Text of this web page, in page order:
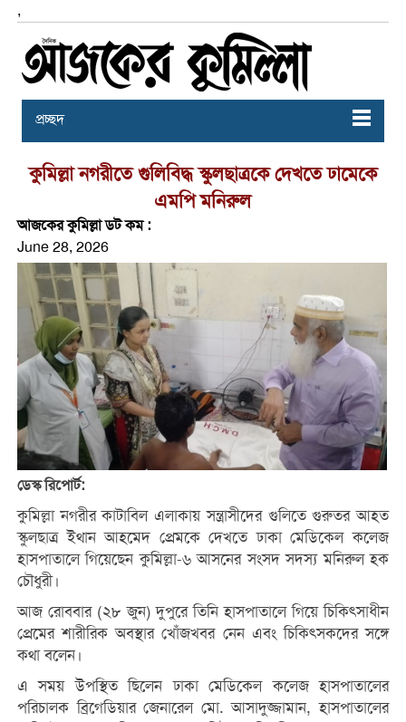
,
প্রচ্ছদ
কুমিল্লা নগরীতে গুলিবিদ্ধ স্কুলছাত্রকে দেখতে ঢামেকে
এমপি মনিরুল
আজকের কুমিল্লা ডট কম :
June 28, 2026
ডেস্ক রিপোর্ট:
কুমিল্লা নগরীর কাটাবিল এলাকায় সন্ত্রাসীদের গুলিতে গুরুতর আহত
স্কুলছাত্র ইথান আহমেদ প্রেমকে দেখতে ঢাকা মেডিকেল কলেজ
হাসপাতালে গিয়েছেন কুমিল্লা-৬ আসনের সংসদ সদস্য মনিরুল হক
চৌধুরী।
আজ রোববার (২৮ জুন) দুপুরে তিনি হাসপাতালে গিয়ে চিকিৎসাধীন
প্রেমের শারীরিক অবস্থার খোঁজখবর নেন এবং চিকিৎসকদের সঙ্গে
কথা বলেন।
এ সময় উপস্থিত ছিলেন ঢাকা মেডিকেল কলেজ হাসপাতালের
পরিচালক ব্রিগেডিয়ার জেনারেল মো. আসাদুজ্জামান, হাসপাতালের